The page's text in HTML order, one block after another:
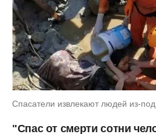
Спасатели извлекают людей из-
"Спас от смерти сотни